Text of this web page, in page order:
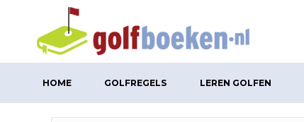
HOME GOLFREGELS LEREN GOLFEN